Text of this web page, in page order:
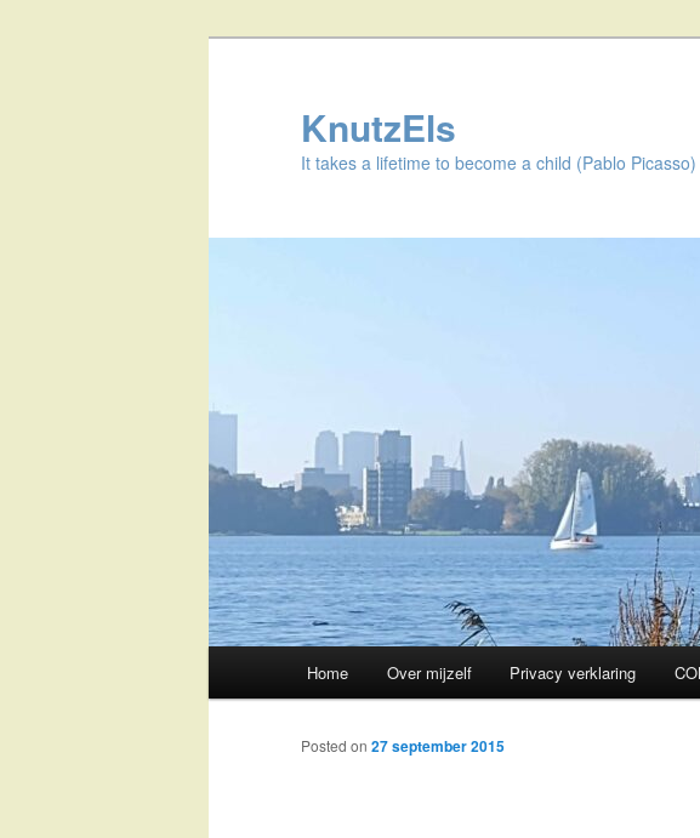
KnutzEls
It takes a lifetime to become a child (Pablo Picasso)
Skip
to
Home Over mijzelf Privacy verklaring
Posted on 27 september 2015